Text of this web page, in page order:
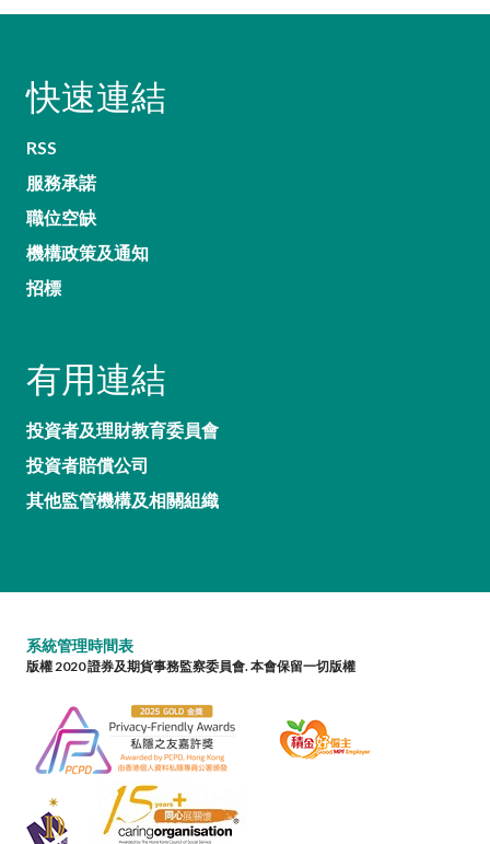
快速連結
RSS
服務承諾
職位空缺
機構政策及通知
招標
有用連結
投資者及理財教育委員會
投資者賠償公司
其他監管機構及相關組織
系統管理時間表
版權 2020 證券及期貨事務監察委員會. 本會保留一切版權